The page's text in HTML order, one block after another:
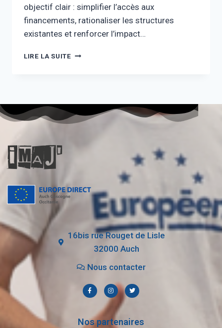
objectif clair : simplifier l’accès aux
financements, rationaliser les structures
existantes et renforcer l’impact…
LIRE LA SUITE
16bis rue Rouget de Lisle
32000 Auch
Nous contacter
Nos partenaires